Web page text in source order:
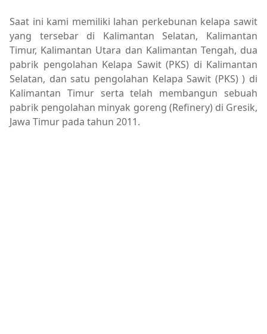
Saat ini kami memiliki lahan perkebunan kelapa sawit
yang tersebar di Kalimantan Selatan, Kalimantan
Timur, Kalimantan Utara dan Kalimantan Tengah, dua
pabrik pengolahan Kelapa Sawit (PKS) di Kalimantan
Selatan, dan satu pengolahan Kelapa Sawit (PKS) ) di
Kalimantan Timur serta telah membangun sebuah
pabrik pengolahan minyak goreng (Refinery) di Gresik,
Jawa Timur pada tahun 2011.